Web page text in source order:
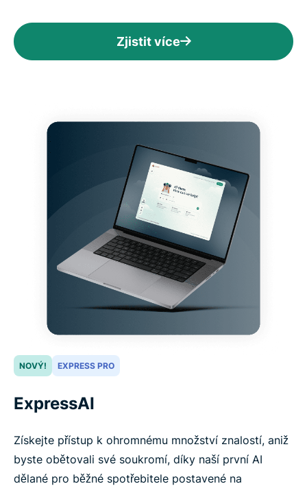
Zjistit více
NOVÝ! EXPRESS PRO
ExpressAI
Získejte přístup k ohromnému množství znalostí, aniž
byste obětovali své soukromí, díky naší první AI
dělané pro běžné spotřebitele postavené na